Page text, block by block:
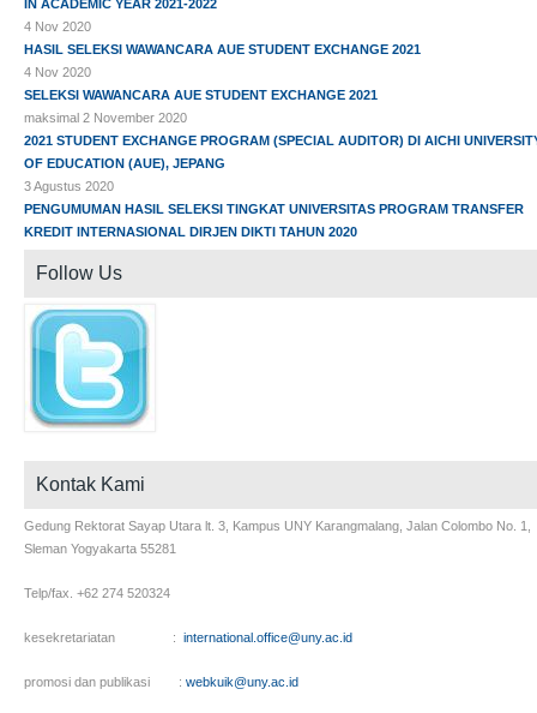
IN ACADEMIC YEAR 2021-2022
4 Nov 2020
HASIL SELEKSI WAWANCARA AUE STUDENT EXCHANGE 2021
4 Nov 2020
SELEKSI WAWANCARA AUE STUDENT EXCHANGE 2021
maksimal 2 November 2020
2021 STUDENT EXCHANGE PROGRAM (SPECIAL AUDITOR) DI AICHI
OF EDUCATION (AUE), JEPANG
3 Agustus 2020
PENGUMUMAN HASIL SELEKSI TINGKAT UNIVERSITAS PROGRAM TRANSFER
KREDIT INTERNASIONAL DIRJEN DIKTI TAHUN 2020
Follow Us
Kontak Kami
Gedung Rektorat Sayap Utara lt. 3, Kampus UNY Karangmalang, Jalan Colombo No. 1,
Sleman Yogyakarta 55281
Telp/fax. +62 274 520324
kesekretariatan : international.office@uny.ac.id
promosi dan publikasi : webkuik@uny.ac.id